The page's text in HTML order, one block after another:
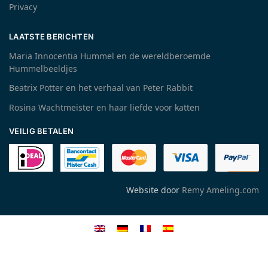
Privacy
LAATSTE BERICHTEN
Maria Innocentia Hummel en de wereldberoemde
Hummelbeeldjes
Beatrix Potter en het verhaal van Peter Rabbit
Rosina Wachtmeister en haar liefde voor katten
VEILIG BETALEN
Website door Remy Ameling.com